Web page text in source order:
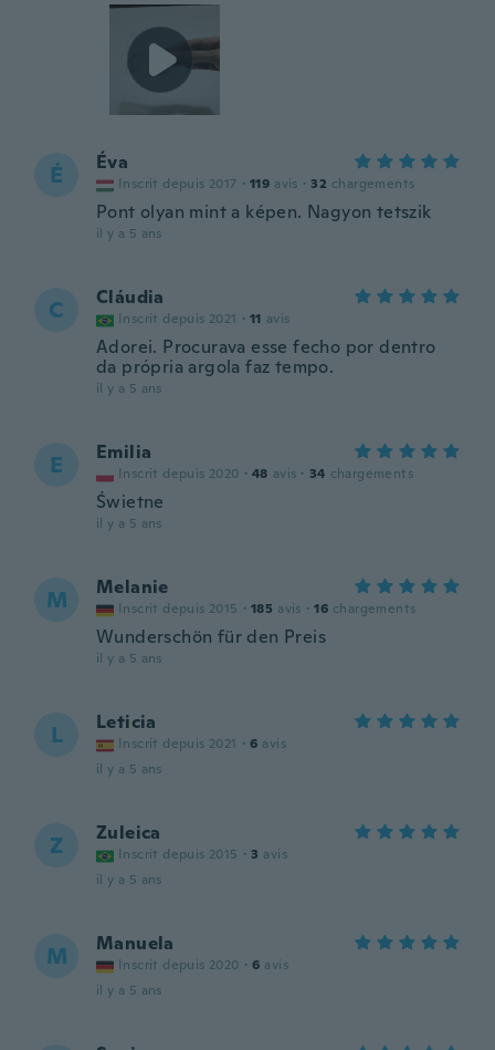
É Éva
Inscrit depuis 2017 · 119 avis · 32 chargements
Pont olyan mint a képen. Nagyon tetszik
il y a 5 ans
C Cláudia
Inscrit depuis 2021 · 11 avis
Adorei. Procurava esse fecho por dentro
da própria argola faz tempo.
il y a 5 ans
E Emilia
Inscrit depuis 2020 · 48 avis · 34 chargements
Świetne
il y a 5 ans
M Melanie
Inscrit depuis 2015 · 185 avis · 16 chargements
Wunderschön für den Preis
il y a 5 ans
L Leticia
Inscrit depuis 2021 · 6 avis
il y a 5 ans
Z Zuleica
Inscrit depuis 2015 · 3 avis
il y a 5 ans
M Manuela
Inscrit depuis 2020 · 6 avis
il y a 5 ans